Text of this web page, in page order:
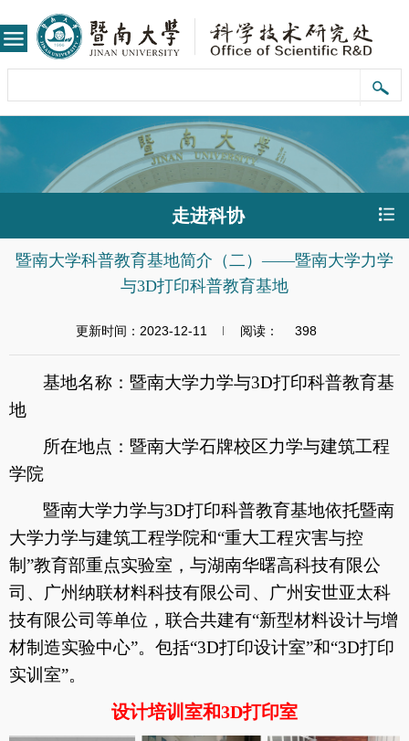
走进科协
暨南大学科普教育基地简介（二）——暨南大学力学
与3D打印科普教育基地
更新时间：2023-12-11 阅读： 398
基地名称：暨南大学力学与3D打印科普教育基
地
所在地点：暨南大学石牌校区力学与建筑工程
学院
暨南大学力学与3D打印科普教育基地依托暨南
大学力学与建筑工程学院和“重大工程灾害与控
制”教育部重点实验室，与湖南华曙高科技有限公
司、广州纳联材料科技有限公司、广州安世亚太科
技有限公司等单位，联合共建有“新型材料设计与增
材制造实验中心”。包括“3D打印设计室”和“3D打印
实训室”。
设计培训室和3D打印室